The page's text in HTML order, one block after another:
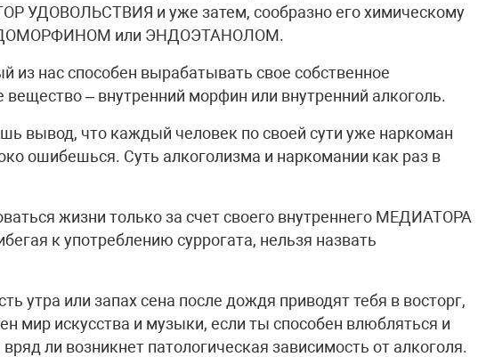
УДОВОЛЬСТВИЯ и уже затем, сообразно его химическому
или ЭНДОЭТАНОЛОМ.
нас способен вырабатывать свое собственное
вещество – внутренний морфин или внутренний алкоголь.
вывод, что каждый человек по своей сути уже наркоман
ошибешься. Суть алкоголизма и наркомании как раз в
жизни только за счет своего внутреннего МЕДИАТОРА
к употреблению суррогата, нельзя назвать
утра или запах сена после дождя приводят тебя в восторг,
мир искусства и музыки, если ты способен влюбляться и
ли возникнет патологическая зависимость от алкоголя.